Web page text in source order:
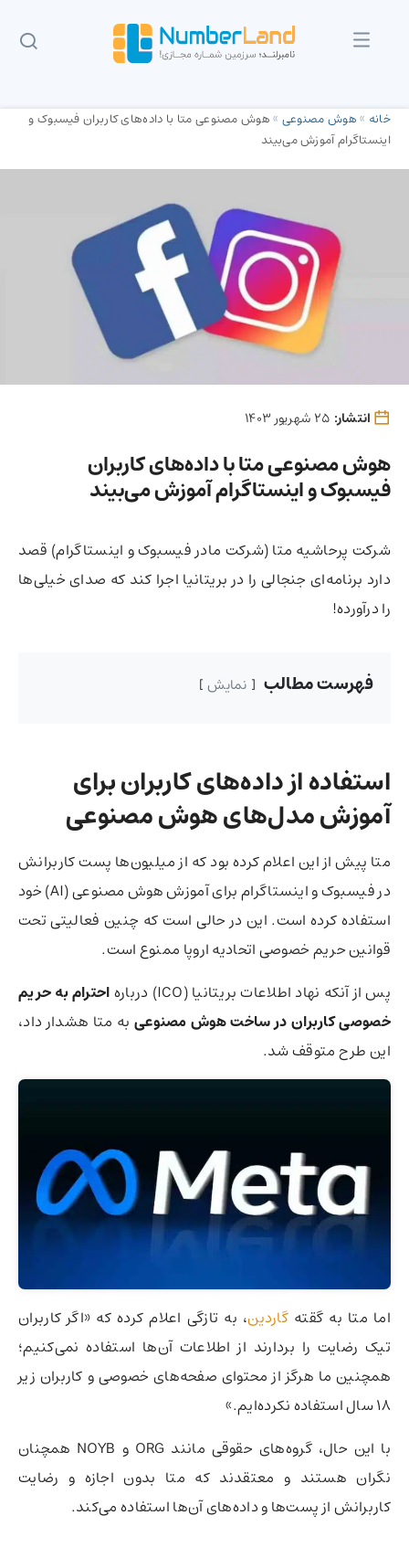
خانه »هوش مصنوعی »هوش مصنوعی متا با داده‌های کاربران فیسبوک و
اینستاگرام آموزش می‌بیند
انتشار:
هوش مصنوعی متا با داده‌های کاربران
فیسبوک و اینستاگرام آموزش می‌بیند
شرکت پرحاشیه متا (شرکت مادر فیسبوک و اینستاگرام)‌ قصد
دارد برنامه‌ای جنجالی را در بریتانیا اجرا کند که صدای خیلی‌ها
را درآورده!
فهرست مطالب نمایش
استفاده از داده‌های کاربران برای
آموزش مدل‌های هوش مصنوعی
متا پیش از این اعلام کرده بود که از میلیون‌ها پست کاربرانش
در فیسبوک و اینستاگرام برای آموزش هوش مصنوعی (AI) خود
استفاده کرده است. این در حالی است که چنین فعالیتی تحت
قوانین حریم خصوصی اتحادیه اروپا ممنوع است.
پس از آنکه نهاد اطلاعات بریتانیا (ICO) درباره
احترام به حریم
خصوصی کاربران در ساخت هوش مصنوعی به متا هشدار داد،‌
این طرح متوقف شد.
اما متا به گقته گاردین،‌ به تازگی اعلام کرده که «اگر کاربران
تیک رضایت را بردارند از اطلاعات آن‌ها استفاده نمی‌کنیم؛
همچنین ما هرگز از محتوای صفحه‌های خصوصی و کاربران زیر
۱۸ سال استفاده نکرده‌ایم.»
با این حال، گروه‌های حقوقی مانند ORG و NOYB همچنان
نگران هستند و معتقدند که متا بدون اجازه و رضایت
کاربرانش از پست‌ها و داده‌های آن‌ها استفاده می‌کند.